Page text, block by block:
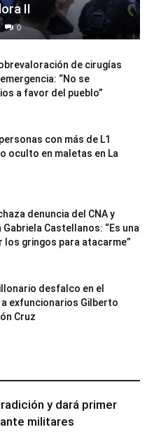
II
0
de cirugías
“No se
a favor del pueblo”
con más de L1
oculto en maletas en La
denuncia del CNA y
Castellanos: “Es una
los gringos para atacarme”
desfalco en el
a exfuncionarios Gilberto
Cruz
y dará primer
militares